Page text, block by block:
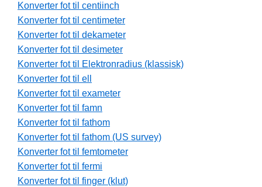
Konverter fot til centiinch
Konverter fot til centimeter
Konverter fot til dekameter
Konverter fot til desimeter
Konverter fot til Elektronradius (klassisk)
Konverter fot til ell
Konverter fot til exameter
Konverter fot til famn
Konverter fot til fathom
Konverter fot til fathom (US survey)
Konverter fot til femtometer
Konverter fot til fermi
Konverter fot til finger (klut)